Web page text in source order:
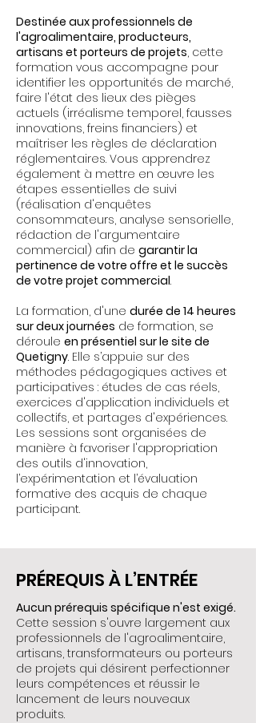
Destinée aux professionnels de
l'agroalimentaire, producteurs,
artisans et porteurs de projets, cette
formation vous accompagne pour
identifier les opportunités de marché,
faire l'état des lieux des pièges
actuels (irréalisme temporel, fausses
innovations, freins financiers) et
maîtriser les règles de déclaration
réglementaires. Vous apprendrez
également à mettre en œuvre les
étapes essentielles de suivi
(réalisation d'enquêtes
consommateurs, analyse sensorielle,
rédaction de l'argumentaire
commercial) afin de garantir la
pertinence de votre offre et le succès
de votre projet commercial.
La formation, d'une durée de 14 heures
sur deux journées de formation, se
déroule en présentiel sur le site de
Quetigny. Elle s’appuie sur des
méthodes pédagogiques actives et
participatives : études de cas réels,
exercices d'application individuels et
collectifs, et partages d'expériences.
Les sessions sont organisées de
manière à favoriser l'appropriation
des outils d'innovation,
l’expérimentation et l’évaluation
formative des acquis de chaque
participant.
PRÉREQUIS À L’ENTRÉE
Aucun prérequis spécifique n'est exigé.
Cette session s'ouvre largement aux
professionnels de l'agroalimentaire,
artisans, transformateurs ou porteurs
de projets qui désirent perfectionner
leurs compétences et réussir le
lancement de leurs nouveaux
produits.